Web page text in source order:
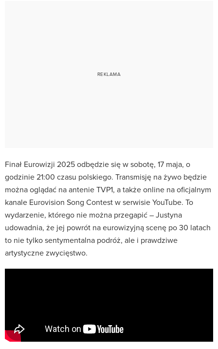
Finał Eurowizji 2025 odbędzie się w sobotę, 17 maja, o
godzinie 21:00 czasu polskiego. Transmisję na żywo będzie
można oglądać na antenie TVP1, a także online na oficjalnym
kanale Eurovision Song Contest w serwisie YouTube. To
wydarzenie, którego nie można przegapić – Justyna
udowadnia, że jej powrót na eurowizyjną scenę po 30 latach
to nie tylko sentymentalna podróż, ale i prawdziwe
artystyczne zwycięstwo.